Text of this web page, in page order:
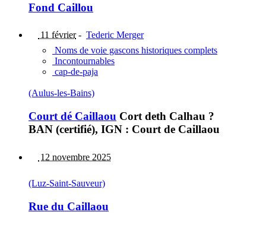
Fond Caillou
11 février- Tederic Merger
Noms de voie gascons historiques complets
Incontournables
cap-de-paja
(Aulus-les-Bains)
Court dé Caillaou Cort deth Calhau ?
BAN (certifié), IGN : Court de Caillaou
12 novembre 2025
(Luz-Saint-Sauveur)
Rue du Caillaou